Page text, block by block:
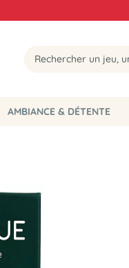
AMBIANCE & DÉTENTE